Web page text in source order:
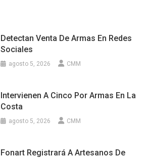
Detectan Venta De Armas En Redes
Sociales
agosto 5, 2026 CMM
Intervienen A Cinco Por Armas En La
Costa
agosto 5, 2026 CMM
Fonart Registrará A Artesanos De